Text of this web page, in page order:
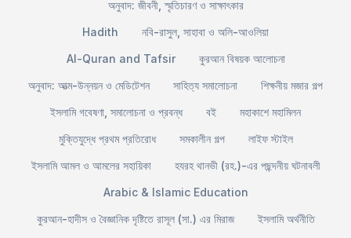
অনুবাদ: জীবনী, স্মৃতিচারণ ও সাক্ষাৎকার
Hadith
নবি-রাসুল, সাহাবা ও অলি-আওলিয়া
Al-Quran and Tafsir
কুরআন বিষয়ক আলোচনা
অনুবাদ: আত্ম-উন্নয়ন ও মেডিটেশন
সাহিত্য সমালোচনা
শিক্ষনীয় মজার গল্প
ইসলামি গবেষণা, সমালোচনা ও প্রবন্ধ
বই
মহাকাশে মহামিলন
মুক্তিযুদ্ধে প্রথম প্রতিরোধ
সমকালীন গল্প
লাইফ স্টাইল
ইসলামি আমল ও আমলের সহায়িকা
হযরহ থানভী (রহ.)-এর পছন্দনীয় ঘটনাবলী
Arabic & Islamic Education
কুরআন-হাদীস ও বৈজ্ঞানিক দৃষ্টিতে রাসূল (সা.) এর মিরাজ
ইসলামি অর্থনীতি